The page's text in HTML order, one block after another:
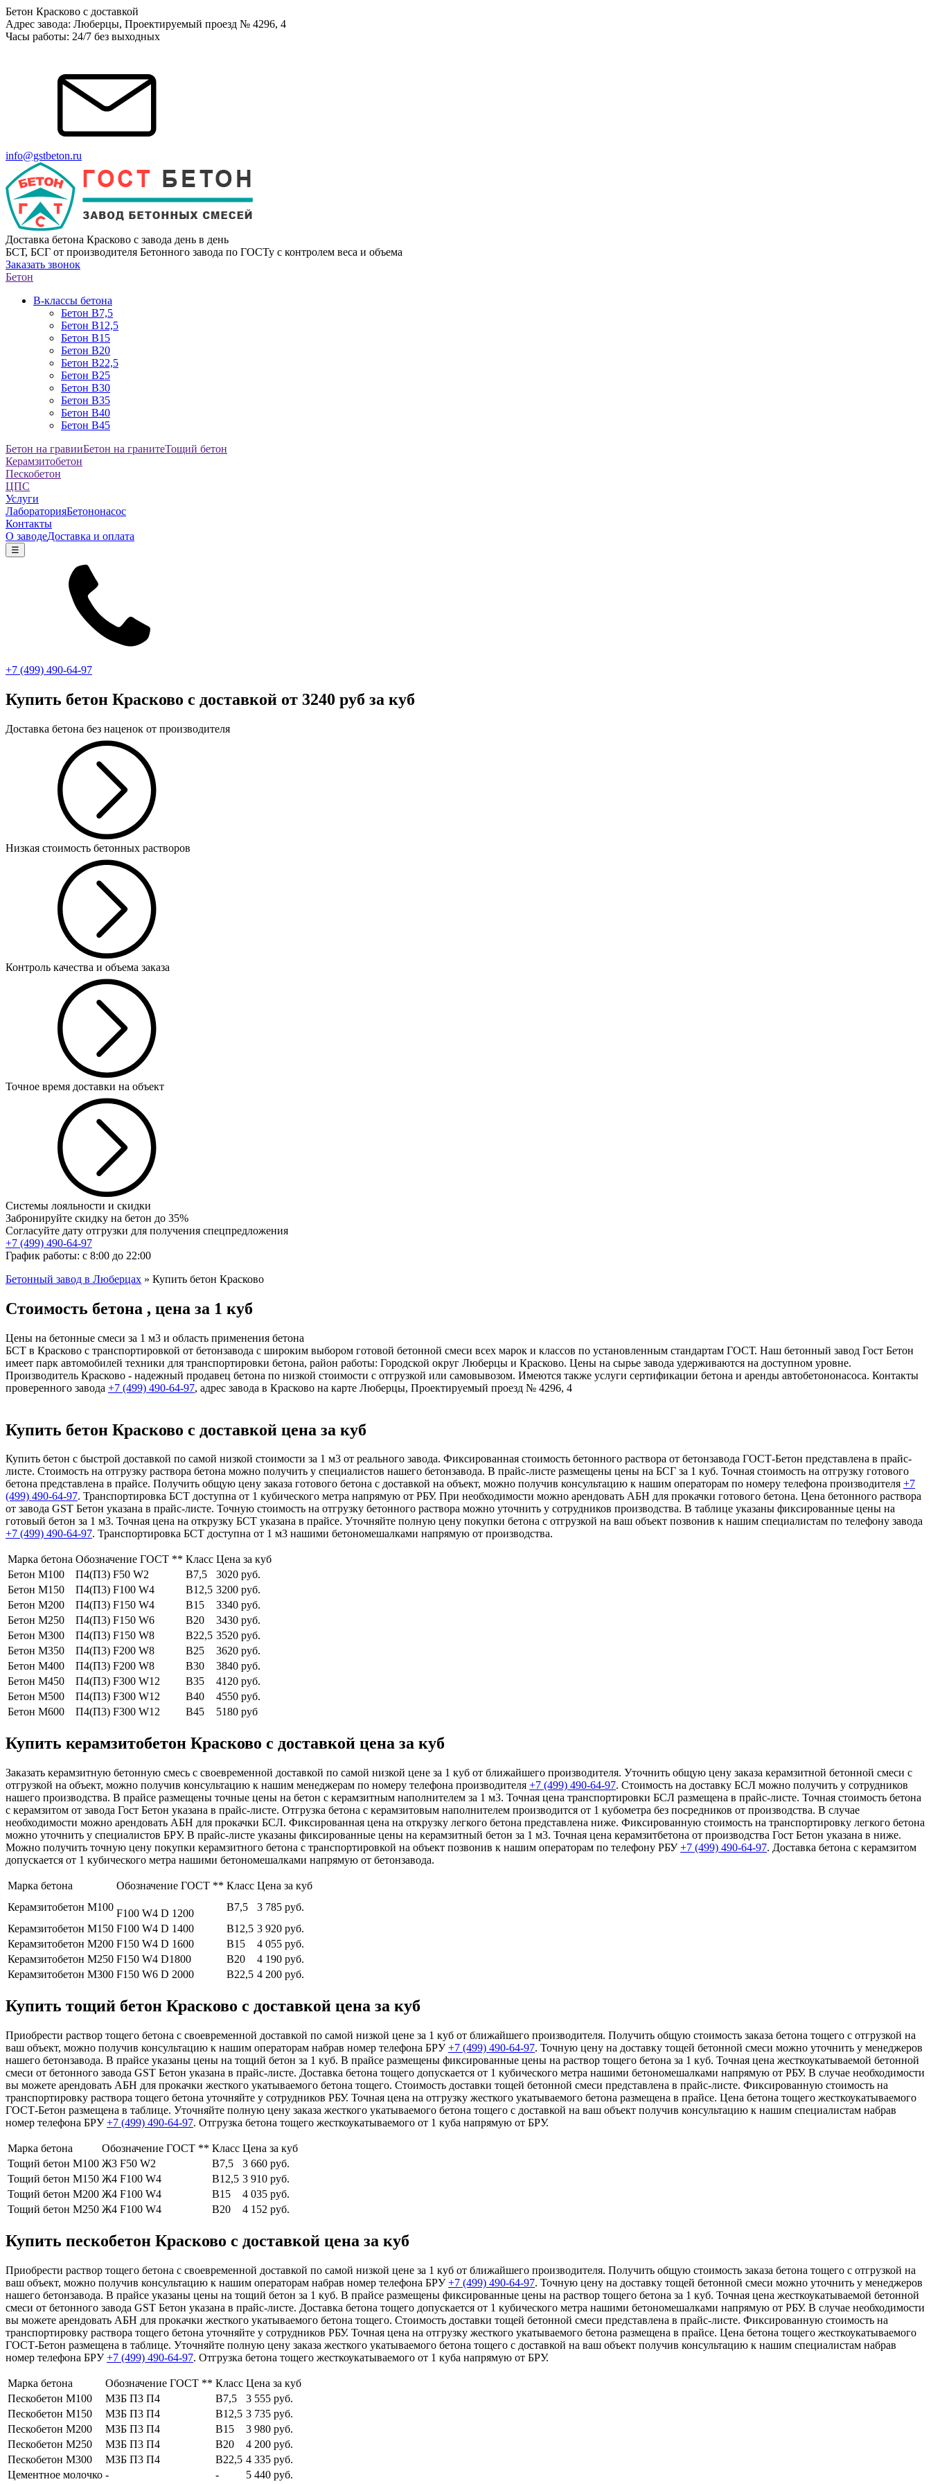
Бетон Красково с доставкой
Адрес завода: Люберцы, Проектируемый проезд № 4296, 4
Часы работы: 24/7 без выходных
info@gstbeton.ru
Доставка бетона Красково с завода день в день
БСТ, БСГ от производителя Бетонного завода по ГОСТу с контролем веса и объема
Заказать звонок
Бетон
В-классы бетона
Бетон B7,5
Бетон B12,5
Бетон B15
Бетон B20
Бетон B22,5
Бетон B25
Бетон B30
Бетон B35
Бетон B40
Бетон B45
Бетон на гравииБетон на гранитеТощий бетон
Керамзитобетон
Пескобетон
ЦПС
Услуги
ЛабораторияБетононасос
Контакты
О заводеДоставка и оплата
☰
+7 (499) 490-64-97
Купить бетон Красково с доставкой от 3240 руб за куб
Доставка бетона без наценок от производителя
Низкая стоимость бетонных растворов
Контроль качества и объема заказа
Точное время доставки на объект
Системы лояльности и скидки
Забронируйте скидку на бетон до 35%
Согласуйте дату отгрузки для получения спецпредложения
+7 (499) 490-64-97
График работы: с 8:00 до 22:00
Бетонный завод в Люберцах » Купить бетон Красково
Стоимость бетона , цена за 1 куб
Цены на бетонные смеси за 1 м3 и область применения бетона
БСТ в Красково с транспортировкой от бетонзавода с широким выбором готовой бетонной смеси всех марок и классов по установленным стандартам ГОСТ. Наш бетонный завод Гост Бетон
имеет парк автомобилей техники для транспортировки бетона, район работы: Городской округ Люберцы и Красково. Цены на сырье завода удерживаются на доступном уровне.
Производитель Красково - надежный продавец бетона по низкой стоимости с отгрузкой или самовывозом. Имеются также услуги сертификации бетона и аренды автобетононасоса. Контакты
проверенного завода +7 (499) 490-64-97, адрес завода в Красково на карте Люберцы, Проектируемый проезд № 4296, 4
Купить бетон Красково с доставкой цена за куб
Купить бетон с быстрой доставкой по самой низкой стоимости за 1 м3 от реального завода. Фиксированная стоимость бетонного раствора от бетонзавода ГОСТ-Бетон представлена в прайс-
листе. Стоимость на отгрузку раствора бетона можно получить у специалистов нашего бетонзавода. В прайс-листе размещены цены на БСГ за 1 куб. Точная стоимость на отгрузку готового
бетона представлена в прайсе. Получить общую цену заказа готового бетона с доставкой на объект, можно получив консультацию к нашим операторам по номеру телефона производителя +7
(499) 490-64-97. Транспортировка БСТ доступна от 1 кубического метра напрямую от РБУ. При необходимости можно арендовать АБН для прокачки готового бетона. Цена бетонного раствора
от завода GST Бетон указана в прайс-листе. Точную стоимость на отгрузку бетонного раствора можно уточнить у сотрудников производства. В таблице указаны фиксированные цены на
готовый бетон за 1 м3. Точная цена на открузку БСТ указана в прайсе. Уточняйте полную цену покупки бетона с отгрузкой на ваш объект позвонив к нашим специалистам по телефону завода
+7 (499) 490-64-97. Транспортировка БСТ доступна от 1 м3 нашими бетономешалками напрямую от производства.
Марка бетона Обозначение ГОСТ ** Класс Цена за куб
Бетон М100
П4(П3) F50 W2 В7,5
3020 руб.
Бетон М150
П4(П3) F100 W4 В12,5 3200 руб.
Бетон М200
П4(П3) F150 W4 В15
3340 руб.
Бетон М250
П4(П3) F150 W6 В20
3430 руб.
Бетон М300
П4(П3) F150 W8 В22,5 3520 руб.
Бетон М350
П4(П3) F200 W8 В25
3620 руб.
Бетон М400
П4(П3) F200 W8 В30
3840 руб.
Бетон М450
П4(П3) F300 W12 В35
4120 руб.
Бетон М500
П4(П3) F300 W12 В40
4550 руб.
Бетон М600
П4(П3) F300 W12 В45 5180 руб
Купить керамзитобетон Красково с доставкой цена за куб
Заказать керамзитную бетонную смесь с своевременной доставкой по самой низкой цене за 1 куб от ближайшего производителя. Уточнить общую цену заказа керамзитной бетонной смеси с
отгрузкой на объект, можно получив консультацию к нашим менеджерам по номеру телефона производителя +7 (499) 490-64-97. Стоимость на доставку БСЛ можно получить у сотрудников
нашего производства. В прайсе размещены точные цены на бетон с керамзитным наполнителем за 1 м3. Точная цена транспортировки БСЛ размещена в прайс-листе. Точная стоимость бетона
с керамзитом от завода Гост Бетон указана в прайс-листе. Отгрузка бетона с керамзитовым наполнителем производится от 1 кубометра без посредников от производства. В случае
необходимости можно арендовать АБН для прокачки БСЛ. Фиксированная цена на открузку легкого бетона представлена ниже. Фиксированную стоимость на транспортировку легкого бетона
можно уточнить у специалистов БРУ. В прайс-листе указаны фиксированные цены на керамзитный бетон за 1 м3. Точная цена керамзитбетона от производства Гост Бетон указана в ниже.
Можно получить точную цену покупки керамзитного бетона с транспортировкой на объект позвонив к нашим операторам по телефону РБУ+7 (499) 490-64-97. Доставка бетона с керамзитом
допускается от 1 кубического метра нашими бетономешалками напрямую от бетонзавода.
Марка бетона Обозначение ГОСТ ** Класс Цена за куб
Керамзитобетон М100
F100 W4 D 1200
В7,5
3 785 руб.
Керамзитобетон М150 F100 W4 D 1400 В12,5 3 920 руб.
Керамзитобетон М200 F150 W4 D 1600 В15
4 055 руб.
Керамзитобетон М250 F150 W4 D1800 В20
4 190 руб.
Керамзитобетон М300 F150 W6 D 2000 В22,5 4 200 руб.
Купить тощий бетон Красково с доставкой цена за куб
Приобрести раствор тощего бетона с своевременной доставкой по самой низкой цене за 1 куб от ближайшего производителя. Получить общую стоимость заказа бетона тощего с отгрузкой на
ваш объект, можно получив консультацию к нашим операторам набрав номер телефона БРУ+7 (499) 490-64-97. Точную цену на доставку тощей бетонной смеси можно уточнить у менеджеров
нашего бетонзавода. В прайсе указаны цены на тощий бетон за 1 куб. В прайсе размещены фиксированные цены на раствор тощего бетона за 1 куб. Точная цена жесткоукатываемой бетонной
смеси от бетонного завода GST Бетон указана в прайс-листе. Доставка бетона тощего допускается от 1 кубического метра нашими бетономешалками напрямую от РБУ. В случае необходимости
вы можете арендовать АБН для прокачки жесткого укатываемого бетона тощего. Стоимость доставки тощей бетонной смеси представлена в прайс-листе. Фиксированную стоимость на
транспортировку раствора тощего бетона уточняйте у сотрудников РБУ. Точная цена на отгрузку жесткого укатываемого бетона размещена в прайсе. Цена бетона тощего жесткоукатываемого
ГОСТ-Бетон размещена в таблице. Уточняйте полную цену заказа жесткого укатываемого бетона тощего с доставкой на ваш объект получив консультацию к нашим специалистам набрав
номер телефона БРУ+7 (499) 490-64-97. Отгрузка бетона тощего жесткоукатываемого от 1 куба напрямую от БРУ.
Марка бетона Обозначение ГОСТ ** Класс Цена за куб
Тощий бетон М100 Ж3 F50 W2 В7,5
3 660 руб.
Тощий бетон М150 Ж4 F100 W4 В12,5 3 910 руб.
Тощий бетон М200 Ж4 F100 W4 В15
4 035 руб.
Тощий бетон М250 Ж4 F100 W4 В20 4 152 руб.
Купить пескобетон Красково с доставкой цена за куб
Приобрести раствор тощего бетона с своевременной доставкой по самой низкой цене за 1 куб от ближайшего производителя. Получить общую стоимость заказа бетона тощего с отгрузкой на
ваш объект, можно получив консультацию к нашим операторам набрав номер телефона БРУ+7 (499) 490-64-97. Точную цену на доставку тощей бетонной смеси можно уточнить у менеджеров
нашего бетонзавода. В прайсе указаны цены на тощий бетон за 1 куб. В прайсе размещены фиксированные цены на раствор тощего бетона за 1 куб. Точная цена жесткоукатываемой бетонной
смеси от бетонного завода GST Бетон указана в прайс-листе. Доставка бетона тощего допускается от 1 кубического метра нашими бетономешалками напрямую от РБУ. В случае необходимости
вы можете арендовать АБН для прокачки жесткого укатываемого бетона тощего. Стоимость доставки тощей бетонной смеси представлена в прайс-листе. Фиксированную стоимость на
транспортировку раствора тощего бетона уточняйте у сотрудников РБУ. Точная цена на отгрузку жесткого укатываемого бетона размещена в прайсе. Цена бетона тощего жесткоукатываемого
ГОСТ-Бетон размещена в таблице. Уточняйте полную цену заказа жесткого укатываемого бетона тощего с доставкой на ваш объект получив консультацию к нашим специалистам набрав
номер телефона БРУ+7 (499) 490-64-97. Отгрузка бетона тощего жесткоукатываемого от 1 куба напрямую от БРУ.
Марка бетона Обозначение ГОСТ ** Класс Цена за куб
Пескобетон М100
МЗБ П3 П4 В7,5
3 555 руб.
Пескобетон М150
МЗБ П3 П4 В12,5 3 735 руб.
Пескобетон М200
МЗБ П3 П4 В15
3 980 руб.
Пескобетон М250
МЗБ П3 П4 В20
4 200 руб.
Пескобетон М300
МЗБ П3 П4 В22,5 4 335 руб.
Цементное молочко - - 5 440 руб.